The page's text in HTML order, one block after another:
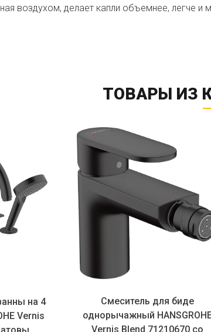
воздухом, делает капли объемнее, легче и
ТОВАРЫ ИЗ
на 4
Vernis
Смеситель для биде
однорычажный
Vernis Blend 71210670 cо